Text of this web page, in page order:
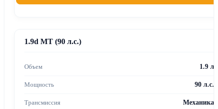
1.9d MT (90 л.с.)
1.9 л
90 л.с.
Механика